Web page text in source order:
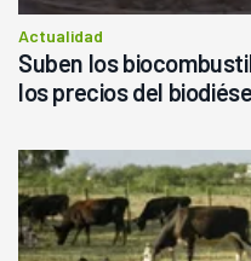
Actualidad
Suben los
los precios del